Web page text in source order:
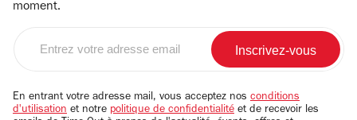
moment.
email
En entrant votre adresse mail, vous acceptez nos conditions
d'utilisation et notre politique de confidentialité et de recevoir les